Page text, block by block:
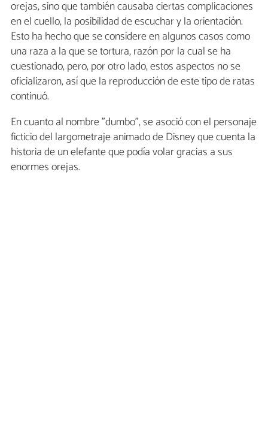
orejas, sino que también causaba ciertas complicaciones
en el cuello, la posibilidad de escuchar y la orientación.
Esto ha hecho que se considere en algunos casos como
una raza a la que se tortura, razón por la cual se ha
cuestionado, pero, por otro lado, estos aspectos no se
oficializaron, así que la reproducción de este tipo de ratas
continuó.
En cuanto al nombre "dumbo", se asoció con el personaje
ficticio del largometraje animado de Disney que cuenta la
historia de un elefante que podía volar gracias a sus
enormes orejas.